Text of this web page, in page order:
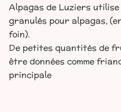
Alpagas de Luziers utilise
granulés pour alpagas,
foin).
De petites quantités de
être données comme
principale